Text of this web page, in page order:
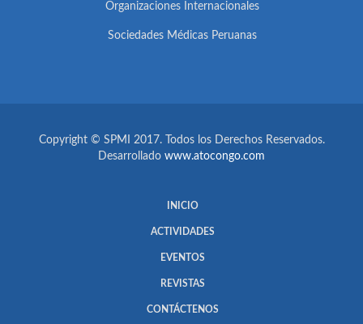
Organizaciones Internacionales
Sociedades Médicas Peruanas
Copyright © SPMI 2017. Todos los Derechos Reservados.
Desarrollado www.atocongo.com
INICIO
ACTIVIDADES
EVENTOS
REVISTAS
CONTÁCTENOS